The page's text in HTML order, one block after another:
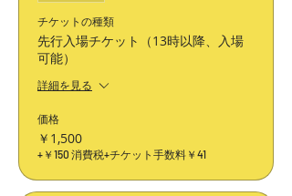
チケットの種類
先行入場チケット（13時以降、入場
可能）
詳細を見る
価格
￥1,500
+￥150 消費税+チケット手数料￥41